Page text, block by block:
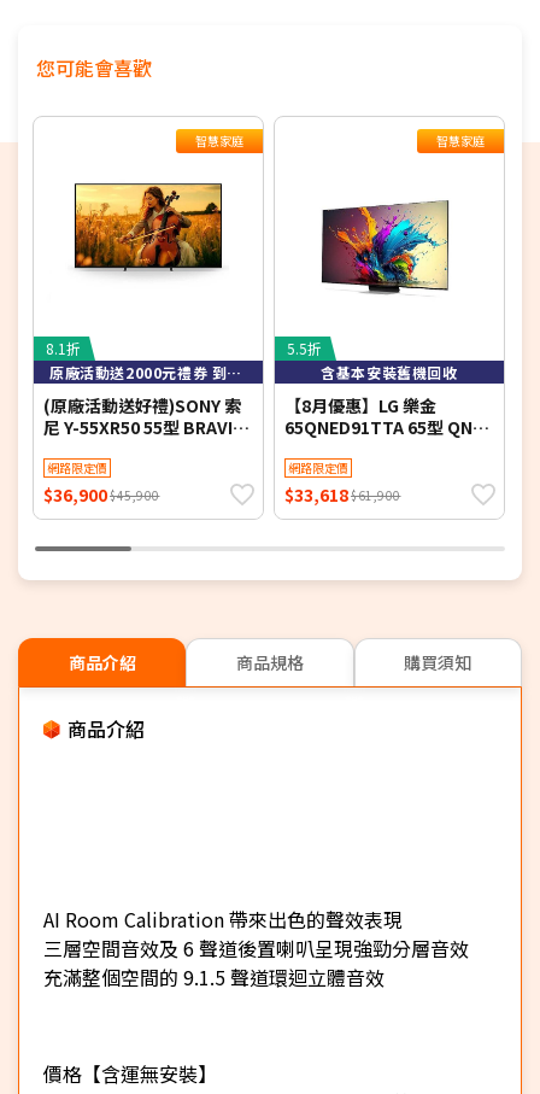
★為保障雙方，請自行開箱錄影，避免商品毀損、破
★電視如需加購到府安裝服務，請備注在訂單中，收
到訂單後將依不同尺寸另外報價，安裝費用將現場收
費
※如商品標題掛有【預購】字樣，都將依照預購日
期，以訂單順序陸續出貨，如遇原廠供貨延遲，將會
再另外發送簡訊通知。
若您同意以上約定事項再行下單，謝謝。
您可能會喜歡
智慧家庭
8.1折
原廠活動送2000元禮券 到8/9止
(原廠活動送好禮)SONY 索
尼 Y-55XR50 55型 BRAVIA
器
網路限定價
$36,900$45,900
智慧家庭
5.5折
含基本安裝舊機回收
【8月優惠】LG 樂金
65QNED91TTA 65型 QNED
網路限定價
$33,618$61,900
商品介紹 商品規格 購買須知
商品介紹
AI Room Calibration 帶來出色的聲效表現
三層空間音效及 6 聲道後置喇叭呈現強勁分層音效
充滿整個空間的 9.1.5 聲道環迴立體音效
價格【含運無安裝】